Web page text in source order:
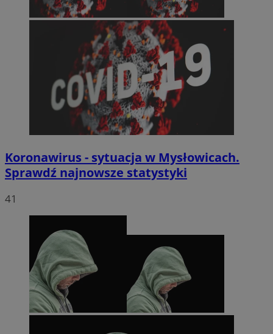
Koronawirus - sytuacja w Mysłowicach.
Sprawdź najnowsze statystyki
41